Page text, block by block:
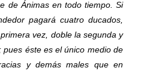
de Ánimas en todo tiempo. Si
pagará cuatro ducados,
vez, doble la segunda y
éste es el único medio de
y demás males que en